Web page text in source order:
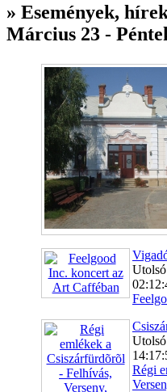
» Események,
Március 23 -
Régi